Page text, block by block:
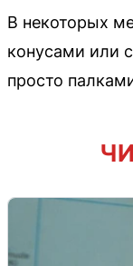
В некоторых
конусами или
просто